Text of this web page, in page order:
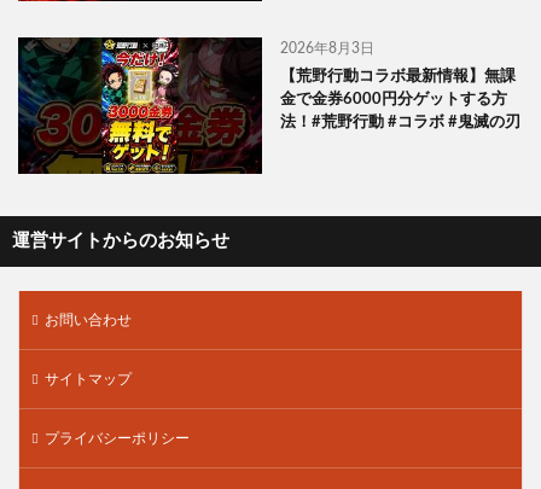
2026年8月3日
【荒野行動コラボ最新情報】無課
金で金券6000円分ゲットする方
法！#荒野行動 #コラボ #鬼滅の刃
運営サイトからのお知らせ
お問い合わせ
サイトマップ
プライバシーポリシー